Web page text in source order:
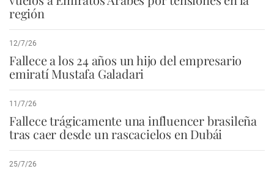
región
12/7/26
Fallece a los 24 años un hijo del empresario
emiratí Mustafa Galadari
11/7/26
Fallece trágicamente una influencer brasileña
tras caer desde un rascacielos en Dubái
25/7/26